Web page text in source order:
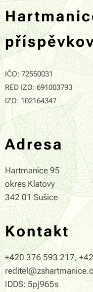
IČO: 72550031
RED IZO: 691003793
IZO: 102164347
Adresa
Hartmanice 95
okres Klatovy
342 01 Sušice
Kontakt
+420 376 593 217,
IDDS: 5pj965s